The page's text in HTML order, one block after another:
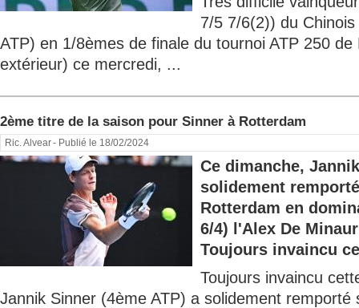
7/5 7/6(2)) du
ATP) en 1/8èmes de finale du tournoi ATP 250
extérieur) ce mercredi, ...
2ème titre de la saison pour Sinner à Rotterdam
Ric. Alvear- Publié le 18/02/2024
Ce dimanche,
solidement
Rotterdam en
6/4) l'Alex De
Toujours invaincu
Toujours invaincu
Jannik Sinner (4ème ATP) a solidement remporté